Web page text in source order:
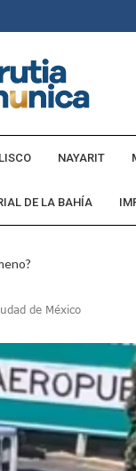
NAYARIT
DE LA BAHÍA
Junio Y Julio
De Guadalupe
De Árboles
En Puerto Vallarta
De Enfermedad En
Auditorio
de México